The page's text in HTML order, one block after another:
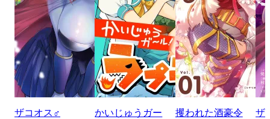
ザコオス♂
かいじゅうガー
攫われた酒豪令
ザ